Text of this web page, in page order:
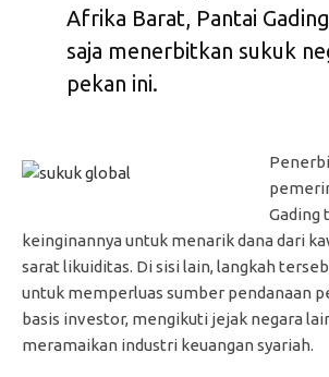
Afrika Barat, Pantai
saja menerbitkan sukuk
pekan ini.
Gading
keinginannya untuk menarik dana dari
sarat likuiditas. Di sisi lain, langkah
untuk memperluas sumber pendanaan
basis investor, mengikuti jejak negara
meramaikan industri keuangan syariah.